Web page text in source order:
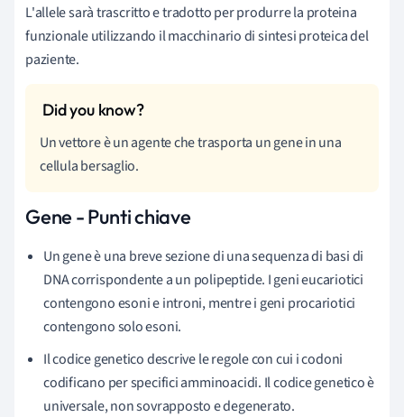
L'allele sarà trascritto e tradotto per produrre la proteina
funzionale utilizzando il macchinario di sintesi proteica del
paziente.
Un vettore è un agente che trasporta un gene in una
cellula bersaglio.
Gene - Punti chiave
Un gene è una breve sezione di una sequenza di basi di
DNA corrispondente a un polipeptide. I geni eucariotici
contengono esoni e introni, mentre i geni procariotici
contengono solo esoni.
Il codice genetico descrive le regole con cui i codoni
codificano per specifici amminoacidi. Il codice genetico è
universale, non sovrapposto e degenerato.